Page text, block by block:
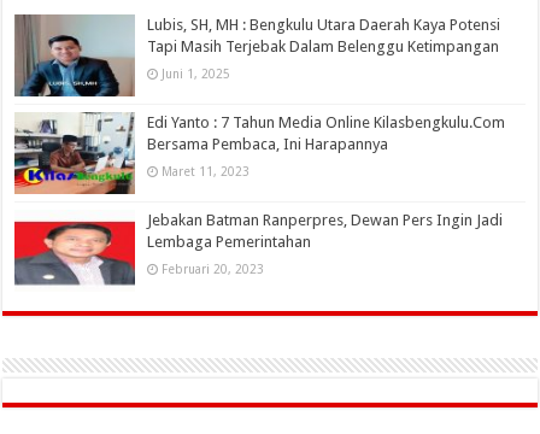
Lubis, SH, MH : Bengkulu Utara Daerah Kaya Potensi
Tapi Masih Terjebak Dalam Belenggu Ketimpangan
Juni 1, 2025
Edi Yanto : 7 Tahun Media Online Kilasbengkulu.Com
Bersama Pembaca, Ini Harapannya
Maret 11, 2023
Jebakan Batman Ranperpres, Dewan Pers Ingin Jadi
Lembaga Pemerintahan
Februari 20, 2023